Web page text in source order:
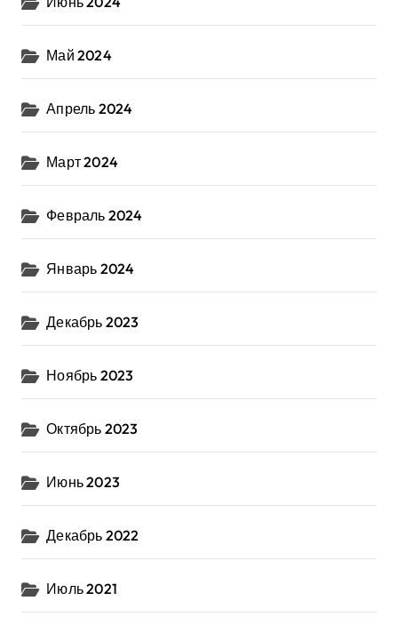
Май 2024
Апрель 2024
Март 2024
Февраль 2024
Январь 2024
Декабрь 2023
Ноябрь 2023
Октябрь 2023
Июнь 2023
Декабрь 2022
Июль 2021